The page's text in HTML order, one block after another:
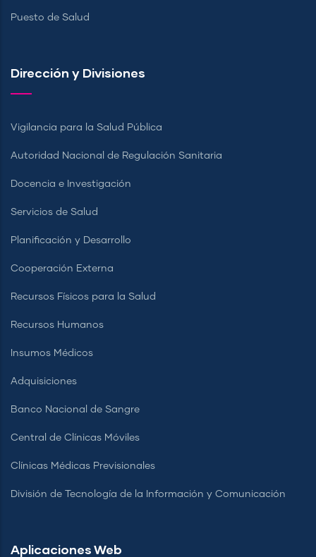
Puesto de Salud
Dirección y Divisiones
Vigilancia para la Salud Pública
Autoridad Nacional de Regulación Sanitaria
Docencia e Investigación
Servicios de Salud
Planificación y Desarrollo
Cooperación Externa
Recursos Físicos para la Salud
Recursos Humanos
Insumos Médicos
Adquisiciones
Banco Nacional de Sangre
Central de Clínicas Móviles
Clínicas Médicas Previsionales
División de Tecnología de la Información y Comunicación
Aplicaciones Web